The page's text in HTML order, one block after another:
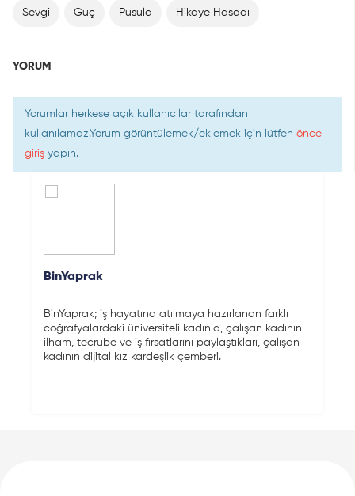
Sevgi Güç Pusula Hikaye Hasadı
YORUM
Yorumlar herkese açık kullanıcılar tarafından
kullanılamaz.Yorum görüntülemek/eklemek için lütfen önce
giriş yapın.
BinYaprak
BinYaprak; iş hayatına atılmaya hazırlanan farklı
coğrafyalardaki üniversiteli kadınla, çalışan kadının
ilham, tecrübe ve iş fırsatlarını paylaştıkları, çalışan
kadının dijital kız kardeşlik çemberi.